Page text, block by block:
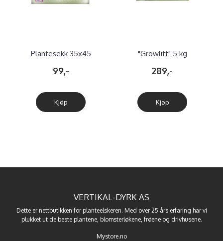
Plantesekk 35x45
99,-
Kjøp
"Growlitt" 5 kg
kompostjord av kokos
289,-
Kjøp
VERTIKAL-DYRK AS
Dette er nettbutikken for planteelskeren. Med over 25 års erfaring har vi
plukket ut de beste plantene, blomsterløkene, frøeneog drivhusene.
Mystore.no